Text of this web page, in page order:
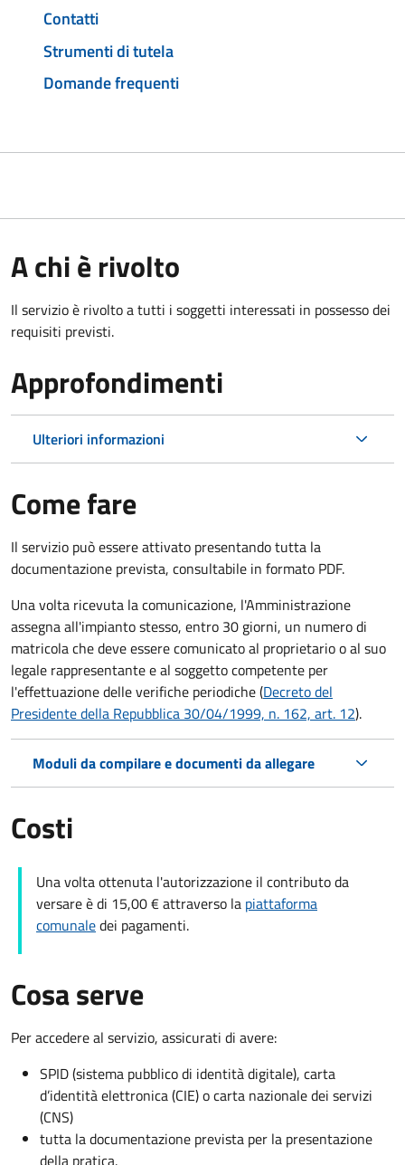
Contatti
Strumenti di tutela
Domande frequenti
A chi è rivolto
Il servizio è rivolto a tutti i soggetti interessati in possesso dei
requisiti previsti.
Approfondimenti
Ulteriori informazioni
Come fare
Il servizio può essere attivato presentando tutta la
documentazione prevista, consultabile in formato PDF.
Una volta ricevuta la comunicazione, l'Amministrazione
assegna all'impianto stesso, entro 30 giorni, un numero di
matricola che deve essere comunicato al proprietario o al suo
legale rappresentante e al soggetto competente per
l'effettuazione delle verifiche periodiche (Decreto del
Presidente della Repubblica 30/04/1999, n. 162, art. 12).
Moduli da compilare e documenti da allegare
Costi
Una volta ottenuta l'autorizzazione il contributo da
versare è di 15,00 € attraverso la piattaforma
comunaledei pagamenti.
Cosa serve
Per accedere al servizio, assicurati di avere:
SPID (sistema pubblico di identità digitale), carta
d’identità elettronica (CIE) o carta nazionale dei servizi
(CNS)
tutta la documentazione prevista per la presentazione